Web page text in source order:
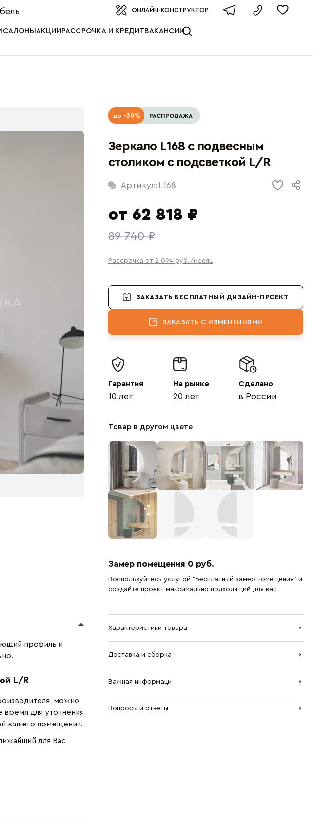
Мебель от производителяОНЛАЙН-КОНСТРУКТОР
САЛОНЫ АКЦИИ РАССРОЧКА И КРЕДИТ ВАКАНСИИ
профиль и
L/R
можно
для уточнения
вашего помещения.
для Вас
до -30% РАСПРОДАЖА
Зеркало L168 с подвесным
столиком с подсветкой L/R
Артикул:L168
от 62 818 ₽
89 740 ₽
Рассрочка от 2 094 руб./месяц
ЗАКАЗАТЬ БЕСПЛАТНЫЙ ДИЗАЙН-ПРОЕКТ
ЗАКАЗАТЬ С ИЗМЕНЕНИЯМИ
Гарантия
10 лет
На рынке
20 лет
Сделано
в России
Товар в другом цвете
Замер помещения 0 руб.
Воспользуйтесь услугой "Бесплатный замер помещения" и
создайте проект максимально подходящий для вас
Характеристики товара
Доставка и сборка
Важная информаци
Вопросы и ответы